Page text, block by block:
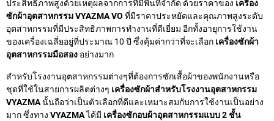
ประสิทธิภาพสูงด้วยเหตุผลจากการที่มีพื้นที่จำกัด ด้วยราคาของ เครื่อง
ซักผ้าอุตสาหกรรม VYAZMA VO ที่มีราคาประหยัดและคุณภาพสูงระดับ
อุตสาหกรรมที่มีประสิทธิภาพการทำงานที่ดีเยี่ยม อีกทั้งอายุการใช้งาน
ของเครื่องเฉลี่ยอยู่ที่ประมาณ 10 ปี ซึ่งคุ้มค่ากว่าที่จะเลือก เครื่องซักผ้า
อุตสาหกรรมมือสอง อย่างมาก
สำหรับโรงงานอุตสาหกรรมต่างๆที่ต้องการซักเสื้อผ้าของพนักงานหรือ
ชุดที่ใช้ในสายการผลิตต่างๆ เครื่องซักผ้าสำหรับโรงงานอุตสาหกรรม
VYAZMAนั้นถือว่าเป็นตัวเลือกที่ดีและเหมาะสมกับการใช้งานเป็นอย่าง
มาก ซึ่งทาง VYAZMAได้มี เครื่องซักอบผ้าอุตสาหกรรมแบบ 2 ชั้น